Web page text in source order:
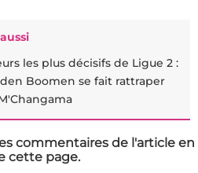
les plus décisifs de Ligue 2 :
Boomen se fait rattraper
commentaires de l'article en
cette page.